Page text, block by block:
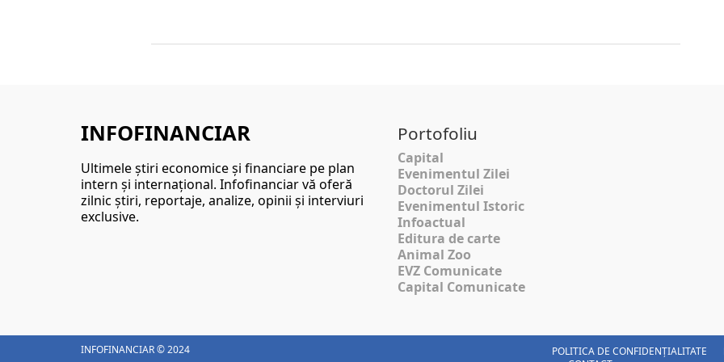
INFOFINANCIAR
Ultimele ştiri economice şi financiare pe plan
intern şi internaţional. Infofinanciar vă oferă
zilnic ştiri, reportaje, analize, opinii şi interviuri
exclusive.
Portofoliu
Capital
Evenimentul Zilei
Doctorul Zilei
Evenimentul Istoric
Infoactual
Editura de carte
Animal Zoo
EVZ Comunicate
Capital Comunicate
POLITICA DE CONFIDENȚIALITATE
INFOFINANCIAR © 2024